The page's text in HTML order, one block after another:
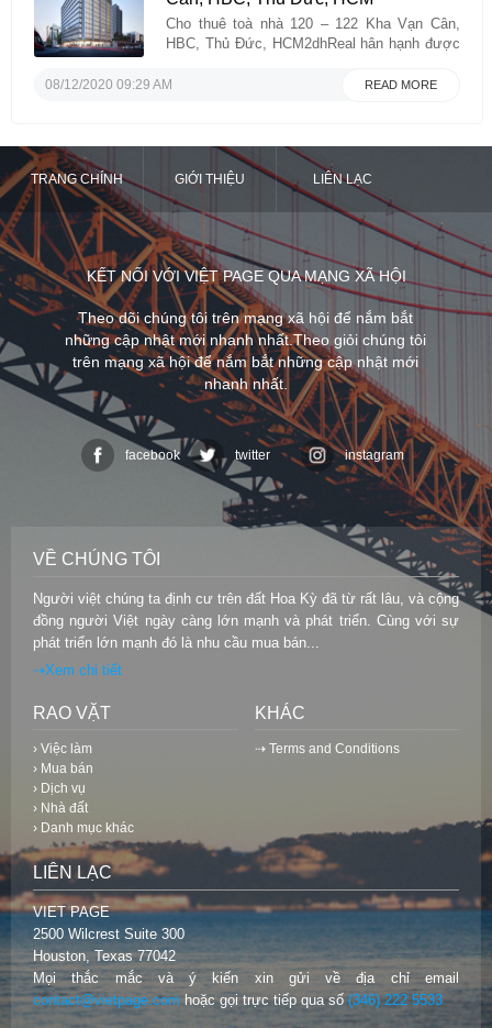
Cho thuê toà nhà 120 – 122 Kha Vạn Cân,
HBC, Thủ Đức, HCM2dhReal hân hạnh được
đầu tư phù hợp, nhằm chuyển nhượng BĐS
Dzung Lee ...
08/12/2020 09:29 AM READ MORE
TRANG CHÍNH GIỚI THIỆU LIÊN LẠC
KẾT NỐI VỚI VIỆT PAGE QUA MẠNG XÃ HỘI
Theo dõi chúng tôi trên mạng xã hội để nắm bắt
những cập nhật mới nhanh nhất.Theo giỏi chúng tôi
trên mạng xã hội để nắm bắt những cập nhật mới
nhanh nhất.
facebook twitter instagram
VỀ CHÚNG TÔI
Người việt chúng ta định cư trên đất Hoa Kỳ đã từ rất lâu, và cộng
đồng người Việt ngày càng lớn mạnh và phát triển. Cùng với sự
phát triển lớn mạnh đó là nhu cầu mua bán...
⇢Xem chi tiết
RAO VẶT
› Việc làm
› Mua bán
› Dịch vụ
› Nhà đất
› Danh mục khác
KHÁC
⇢ Terms and Conditions
LIÊN LẠC
VIET PAGE
2500 Wilcrest Suite 300
Houston, Texas 77042
Mọi thắc mắc và ý kiến xin gửi về địa chỉ email
contact@vietpage.com hoặc gọi trực tiếp qua số(346) 222 5533